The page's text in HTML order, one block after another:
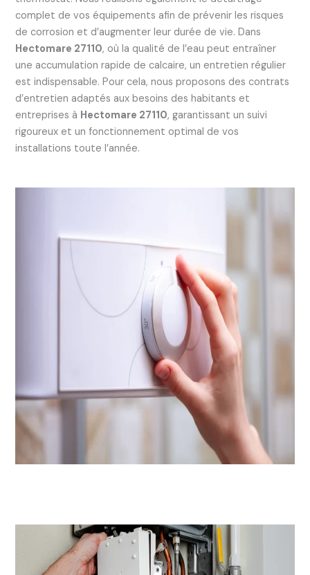
complet de vos équipements afin de prévenir les risques
de corrosion et d’augmenter leur durée de vie. Dans
Hectomare 27110, où la qualité de l’eau peut entraîner
une accumulation rapide de calcaire, un entretien régulier
est indispensable. Pour cela, nous proposons des contrats
d’entretien adaptés aux besoins des habitants et
entreprises à Hectomare 27110, garantissant un suivi
rigoureux et un fonctionnement optimal de vos
installations toute l’année.